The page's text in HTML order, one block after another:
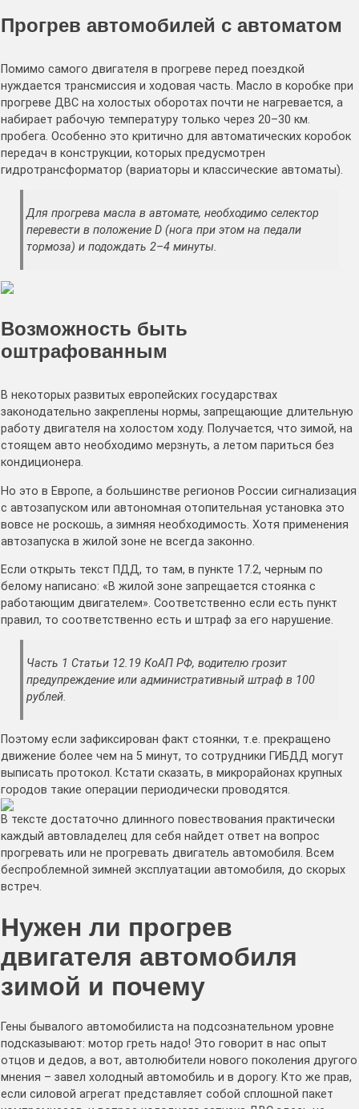
Прогрев автомобилей с автоматом
Помимо самого двигателя в прогреве перед поездкой
нуждается трансмиссия и ходовая часть. Масло в коробке при
прогреве ДВС на холостых оборотах почти не нагревается, а
набирает рабочую температуру только через 20–30 км.
пробега. Особенно это критично для автоматических коробок
передач в конструкции, которых предусмотрен
гидротрансформатор (вариаторы и классические автоматы).
Для прогрева масла в автомате, необходимо селектор
перевести в положение D (нога при этом на педали
тормоза) и подождать 2–4 минуты.
Возможность быть
оштрафованным
В некоторых развитых европейских государствах
законодательно закреплены нормы, запрещающие длительную
работу двигателя на холостом ходу. Получается, что зимой, на
стоящем авто необходимо мерзнуть, а летом париться без
кондиционера.
Но это в Европе, а большинстве регионов России сигнализация
с автозапуском или автономная отопительная установка это
вовсе не роскошь, а зимняя необходимость. Хотя применения
автозапуска в жилой зоне не всегда законно.
Если открыть текст ПДД, то там, в пункте 17.2, черным по
белому написано: «В жилой зоне запрещается стоянка с
работающим двигателем». Соответственно если есть пункт
правил, то соответственно есть и штраф за его нарушение.
Часть 1 Статьи 12.19 КоАП РФ, водителю грозит
предупреждение или административный штраф в 100
рублей.
Поэтому если зафиксирован факт стоянки, т.е. прекращено
движение более чем на 5 минут, то сотрудники ГИБДД могут
выписать протокол. Кстати сказать, в микрорайонах крупных
городов такие операции периодически проводятся.
В тексте достаточно длинного повествования практически
каждый автовладелец для себя найдет ответ на вопрос
прогревать или не прогревать двигатель автомобиля. Всем
беcпроблемной зимней эксплуатации автомобиля, до скорых
встреч.
Нужен ли прогрев
двигателя автомобиля
зимой и почему
Гены бывалого автомобилиста на подсознательном уровне
подсказывают: мотор греть надо! Это говорит в нас опыт
отцов и дедов, а вот, автолюбители нового поколения другого
мнения – завел холодный автомобиль и в дорогу. Кто же прав,
если силовой агрегат представляет собой сплошной пакет